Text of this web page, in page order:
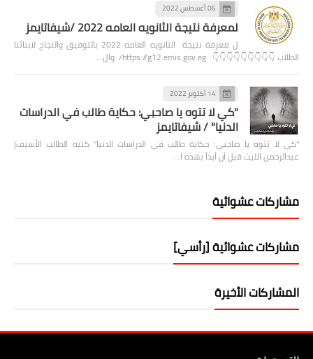
06 أغسطس 2022
لمعرفة نتيجة الثانويه العامه 2022 /شيفاتايمز
ل معرفة نتيجة الثانويه العامه 2022 بالتوفيق والنجاح لابنائنا
الطلاب 👇👇👇👇👇👇👇👇👇 https://g12.emis.gov.eg/ وال…
14 أكتوبر 2022
"كي لا تتوه يا صاحبي: حكاية طالب في الدراسات
الدنيا" / شيفاتايمز
"كي لا تتوه يا صاحبي: حكاية طالب في الدراسات الدنيا" كتبه الطالب الأسيف|
عبدالرحمن الليث قبل أن أبدأ بهذه ا…
مشاركات عشوائية
مشاركات عشوائية [رأسي]
المشاركات الأخيرة